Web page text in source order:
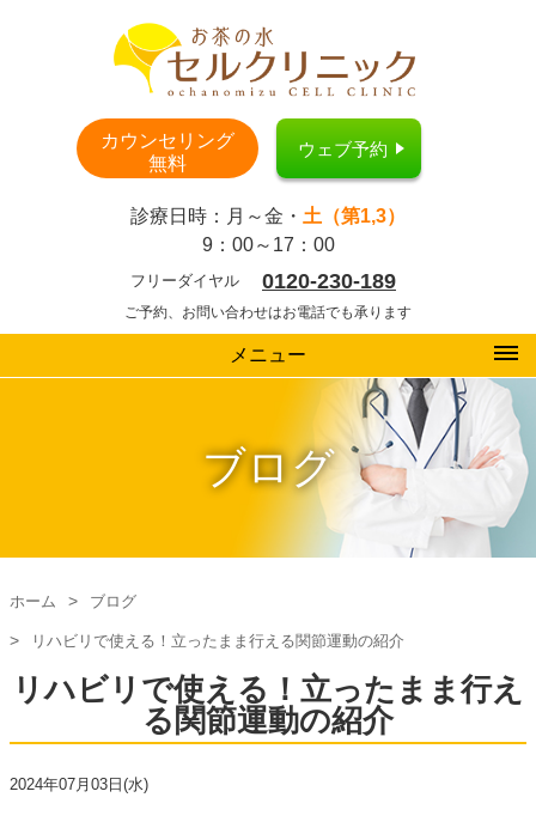
カウンセリング
無料
ウェブ予約
診療日時：月～金・ 土（第1,3）
9：00～17：00
フリーダイヤル 0120-230-189
ご予約、お問い合わせはお電話でも承ります
メニュー
ブログ
ホーム ブログ
リハビリで使える！立ったまま行える関節運動の紹介
リハビリで使える！立ったまま行え
る関節運動の紹介
2024年07月03日(水)